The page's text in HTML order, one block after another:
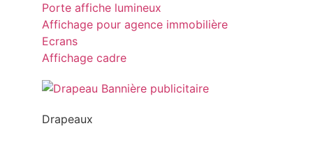
Porte affiche lumineux
Affichage pour agence immobilière
Ecrans
Affichage cadre
Drapeaux